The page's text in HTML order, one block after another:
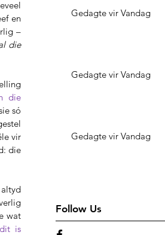
en
–
die
die
só
vir
die
wat
is
Gedagte vir Vandag
Gedagte vir Vandag
Gedagte vir Vandag
Follow Us